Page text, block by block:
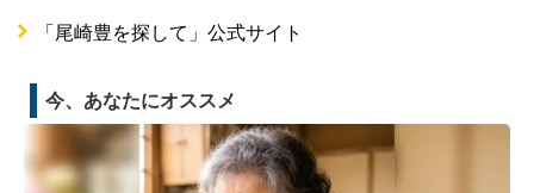
「尾崎豊を探して」公式サイト
今、あなたにオススメ